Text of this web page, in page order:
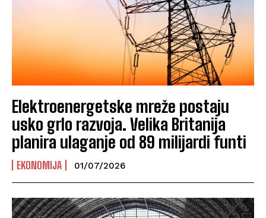
Elektroenergetske mreže postaju
usko grlo razvoja. Velika Britanija
planira ulaganje od 89 milijardi funti
EKONOMIJA 01/07/2026